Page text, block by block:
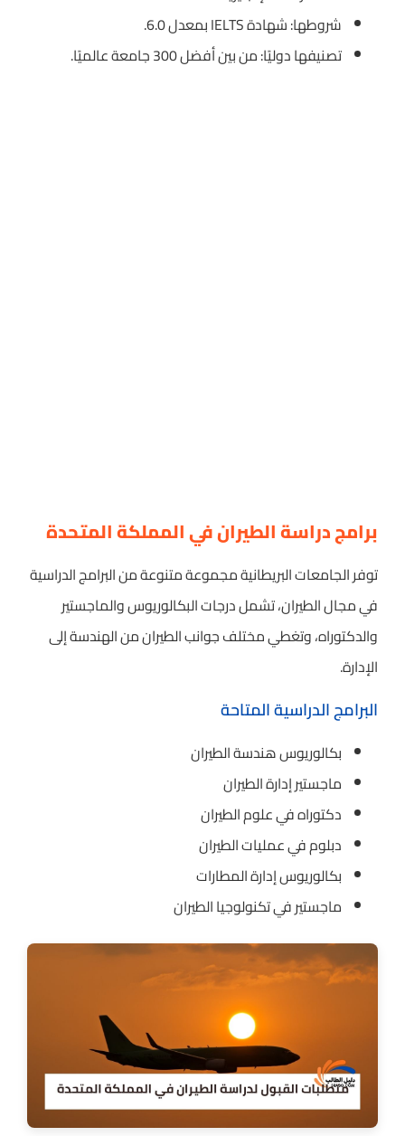
شروطها: شهادة IELTS بمعدل 6.0.
تصنيفها دوليًا: من بين أفضل 300 جامعة عالميًا.
برامج دراسة الطيران في المملكة المتحدة
توفر الجامعات البريطانية مجموعة متنوعة من البرامج الدراسية
في مجال الطيران، تشمل درجات البكالوريوس والماجستير
والدكتوراه، وتغطي مختلف جوانب الطيران من الهندسة إلى
الإدارة.
البرامج الدراسية المتاحة
بكالوريوس هندسة الطيران
ماجستير إدارة الطيران
دكتوراه في علوم الطيران
دبلوم في عمليات الطيران
بكالوريوس إدارة المطارات
ماجستير في تكنولوجيا الطيران